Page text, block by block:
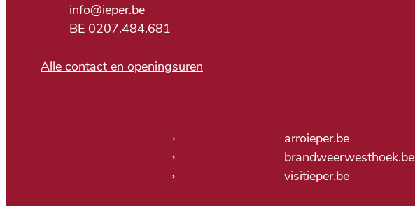
E-mailinfo@ieper.be
BTW nr.BE 0207.484.681
Alle contact en openingsuren
arroieper.be
brandweerwesthoek.be
visitieper.be